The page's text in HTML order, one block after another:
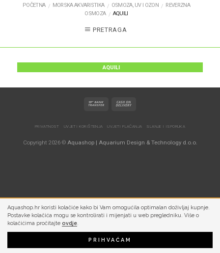
Aquashop.hr koristi kolačiće kako bi Vam omogućila optimalan doživljaj kupnje.
Postavke kolačića mogu se kontrolirati i mijenjati u web pregledniku. Više o
kolačićima pročitajte ovdje
PRIHVAĆAM
POČETNA / MORSKA AKVARISTIKA / OSMOZA, UV I OZON / REVERZNA
OSMOZA / AQUILI
PRETRAGA
AQUILI
PRIVATNOST UVJETI KORIŠTENJA UVJETI PLAĆANJA SLANJE I ISPORUKA
Copyright 2026 © Aquashop | Aquarium Design & Technology d.o.o.